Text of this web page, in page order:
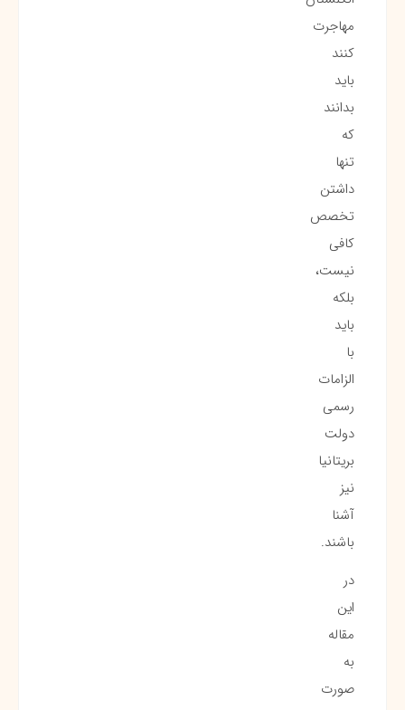
مهاجرت
کنند
باید
بدانند
که
تنها
داشتن
تخصص
کافی
نیست،
بلکه
باید
با
الزامات
رسمی
دولت
بریتانیا
نیز
آشنا
باشند.
در
این
مقاله
به
صورت